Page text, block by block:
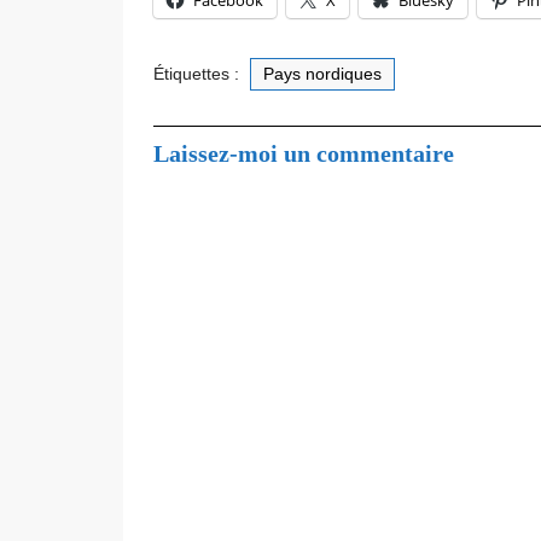
Étiquettes : Pays nordiques
Laissez-moi un commentaire